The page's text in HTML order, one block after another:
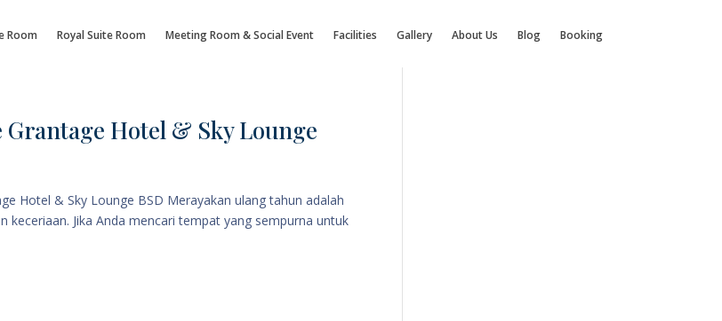
Room Royal Suite Room Meeting Room & Social Event Facilities Gallery About Us Blog Booking
Hotel & Sky Lounge
Hotel & Sky Lounge BSD Merayakan ulang tahun adalah
Jika Anda mencari tempat yang sempurna untuk